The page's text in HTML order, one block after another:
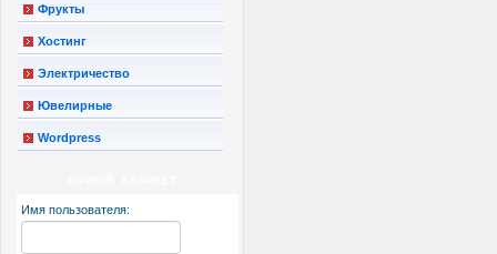
Фрукты
Хостинг
Электричество
Ювелирные
Wordpress
Имя пользователя: